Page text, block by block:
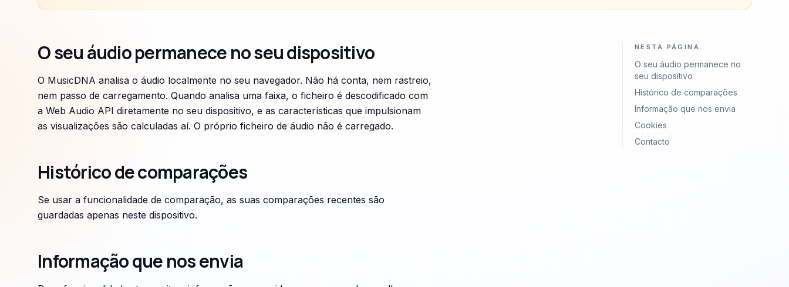
O seu áudio permanece no seu dispositivo
O MusicDNA analisa o áudio localmente no seu navegador. Não há conta, nem rastreio,
nem passo de carregamento. Quando analisa uma faixa, o ficheiro é descodificado com
a Web Audio API diretamente no seu dispositivo, e as características que impulsionam
as visualizações são calculadas aí. O próprio ficheiro de áudio não é carregado.
Histórico de comparações
Se usar a funcionalidade de comparação, as suas comparações recentes são
guardadas apenas neste dispositivo.
Informação que nos envia
NESTA PÁGINA
O seu áudio permanece no
seu dispositivo
Histórico de comparações
Informação que nos envia
Cookies
Contacto